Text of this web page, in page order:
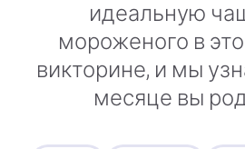
идеальную
мороженого в
викторине, и мы
месяце вы